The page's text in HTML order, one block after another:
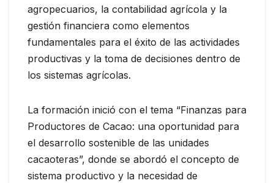
agropecuarios, la contabilidad agrícola y la
gestión financiera como elementos
fundamentales para el éxito de las actividades
productivas y la toma de decisiones dentro de
los sistemas agrícolas.
La formación inició con el tema “Finanzas para
Productores de Cacao: una oportunidad para
el desarrollo sostenible de las unidades
cacaoteras”, donde se abordó el concepto de
sistema productivo y la necesidad de